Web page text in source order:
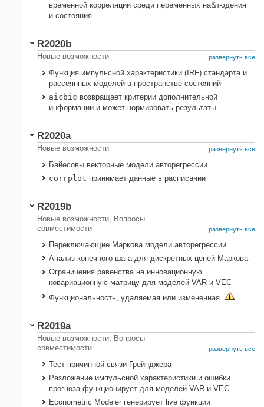
временной корреляции среди переменных наблюдения
и состояния
R2020b
Новые возможности развернуть все
Функция импульсной характеристики (IRF) стандарта и
рассеянных моделей в пространстве состояний
aicbic возвращает критерии дополнительной
информации и может нормировать результаты
R2020a
Новые возможности развернуть все
Байесовы векторные модели авторегрессии
corrplot принимает данные в расписании
R2019b
Новые возможности, Вопросы
совместимости
развернуть все
Переключающие Маркова модели авторегрессии
Анализ конечного шага для дискретных цепей Маркова
Ограничения равенства на инновационную
ковариационную матрицу для моделей VAR и VEC
Функциональность, удаляемая или измененная
R2019a
Новые возможности, Вопросы
совместимости
развернуть все
Тест причинной связи Грейнджера
Разложение импульсной характеристики и ошибки
прогноза функционирует для моделей VAR и VEC
Econometric Modeler генерирует live функции